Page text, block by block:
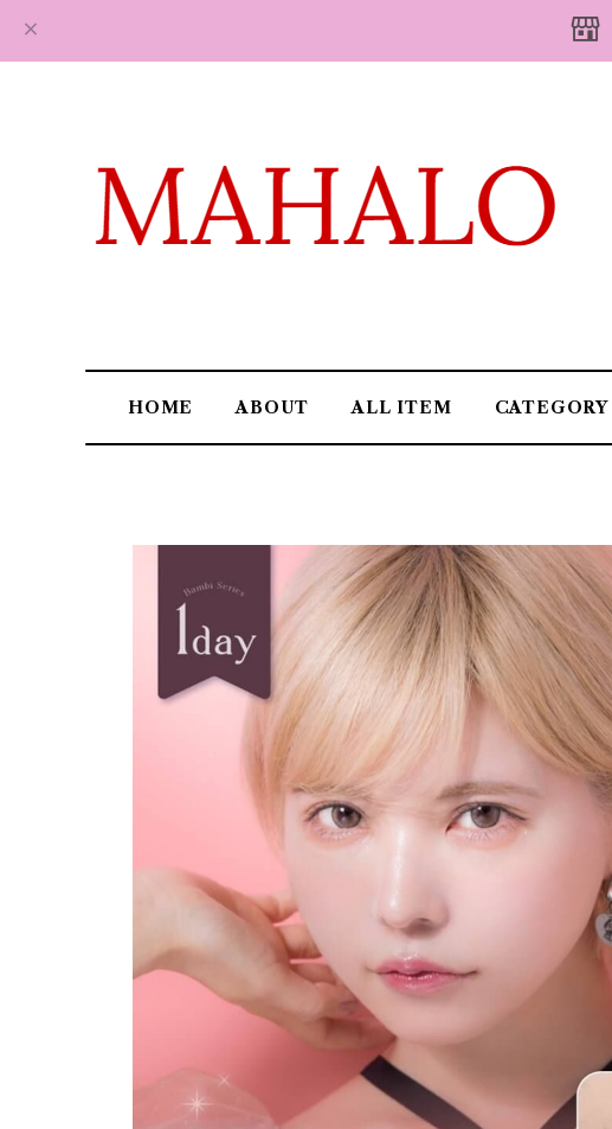
HOME ABOUT ALL ITEM CATEGORY